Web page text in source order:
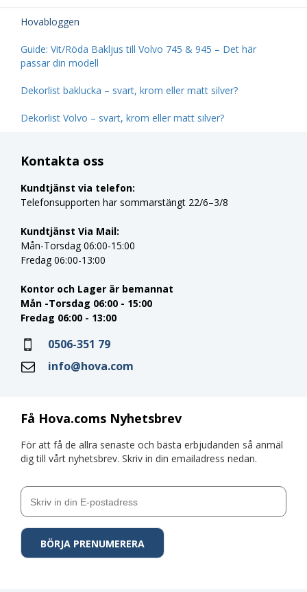
Hovabloggen
Guide: Vit/Röda Bakljus till Volvo 745 & 945 – Det här
passar din modell
Dekorlist baklucka – svart, krom eller matt silver?
Dekorlist Volvo – svart, krom eller matt silver?
Få Hova.coms Nyhetsbrev
För att få de allra senaste och bästa erbjudanden så anmäl
dig till vårt nyhetsbrev. Skriv in din emailadress nedan.
Kontakta oss
Kundtjänst via telefon:
Telefonsupporten har sommarstängt 22/6–3/8
Kundtjänst Via Mail:
Mån-Torsdag 06:00-15:00
Fredag 06:00-13:00
Kontor och Lager är bemannat
Mån -Torsdag 06:00 - 15:00
Fredag 06:00 - 13:00
0506-351 79
info@hova.com